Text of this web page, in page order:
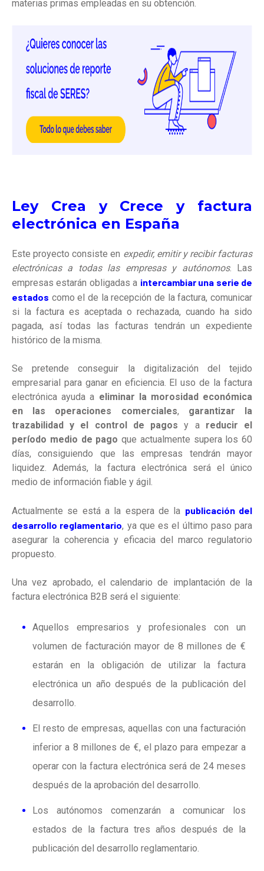
materias primas empleadas en su obtención.
Ley Crea y Crece y factura
electrónica en España
Este proyecto consiste en expedir, emitir y recibir facturas
electrónicas a todas las empresas y autónomos. Las
empresas estarán obligadas a intercambiar una serie de
estados como el de la recepción de la factura, comunicar
si la factura es aceptada o rechazada, cuando ha sido
pagada, así todas las facturas tendrán un expediente
histórico de la misma.
Se pretende conseguir la digitalización del tejido
empresarial para ganar en eficiencia. El uso de la factura
electrónica ayuda a eliminar la morosidad económica
en las operaciones comerciales, garantizar la
trazabilidad y el control de pagos y a reducir el
período medio de pago que actualmente supera los 60
días, consiguiendo que las empresas tendrán mayor
liquidez. Además, la factura electrónica será el único
medio de información fiable y ágil.
Actualmente se está a la espera de la publicación del
desarrollo reglamentario, ya que es el último paso para
asegurar la coherencia y eficacia del marco regulatorio
propuesto.
Una vez aprobado, el calendario de implantación de la
factura electrónica B2B será el siguiente:
Aquellos empresarios y profesionales con un
volumen de facturación mayor de 8 millones de €
estarán en la obligación de utilizar la factura
electrónica un año después de la publicación del
desarrollo.
El resto de empresas, aquellas con una facturación
inferior a 8 millones de €, el plazo para empezar a
operar con la factura electrónica será de 24 meses
después de la aprobación del desarrollo.
Los autónomos comenzarán a comunicar los
estados de la factura tres años después de la
publicación del desarrollo reglamentario.